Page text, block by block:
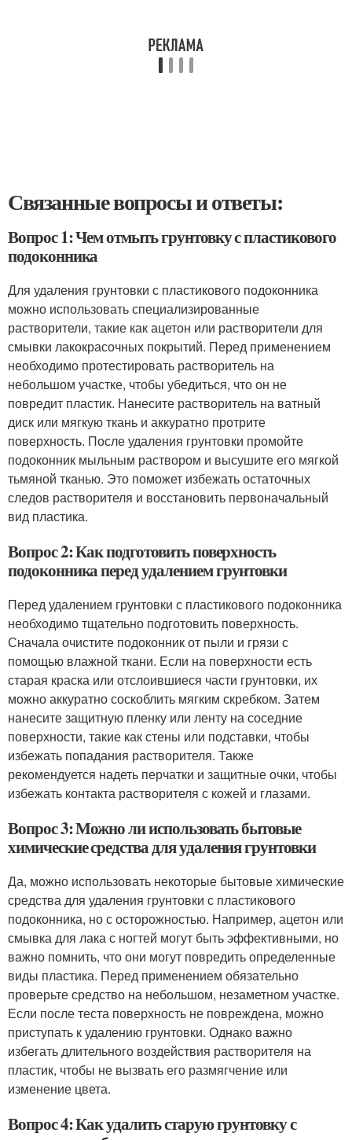
Связанные вопросы и ответы:
Вопрос 1: Чем отмыть грунтовку с пластикового
подоконника
Для удаления грунтовки с пластикового подоконника
можно использовать специализированные
растворители, такие как ацетон или растворители для
смывки лакокрасочных покрытий. Перед применением
необходимо протестировать растворитель на
небольшом участке, чтобы убедиться, что он не
повредит пластик. Нанесите растворитель на ватный
диск или мягкую ткань и аккуратно протрите
поверхность. После удаления грунтовки промойте
подоконник мыльным раствором и высушите его мягкой
тьмяной тканью. Это поможет избежать остаточных
следов растворителя и восстановить первоначальный
вид пластика.
Вопрос 2: Как подготовить поверхность
подоконника перед удалением грунтовки
Перед удалением грунтовки с пластикового подоконника
необходимо тщательно подготовить поверхность.
Сначала очистите подоконник от пыли и грязи с
помощью влажной ткани. Если на поверхности есть
старая краска или отслоившиеся части грунтовки, их
можно аккуратно соскоблить мягким скребком. Затем
нанесите защитную пленку или ленту на соседние
поверхности, такие как стены или подставки, чтобы
избежать попадания растворителя. Также
рекомендуется надеть перчатки и защитные очки, чтобы
избежать контакта растворителя с кожей и глазами.
Вопрос 3: Можно ли использовать бытовые
химические средства для удаления грунтовки
Да, можно использовать некоторые бытовые химические
средства для удаления грунтовки с пластикового
подоконника, но с осторожностью. Например, ацетон или
смывка для лака с ногтей могут быть эффективными, но
важно помнить, что они могут повредить определенные
виды пластика. Перед применением обязательно
проверьте средство на небольшом, незаметном участке.
Если после теста поверхность не повреждена, можно
приступать к удалению грунтовки. Однако важно
избегать длительного воздействия растворителя на
пластик, чтобы не вызвать его размягчение или
изменение цвета.
Вопрос 4: Как удалить старую грунтовку с